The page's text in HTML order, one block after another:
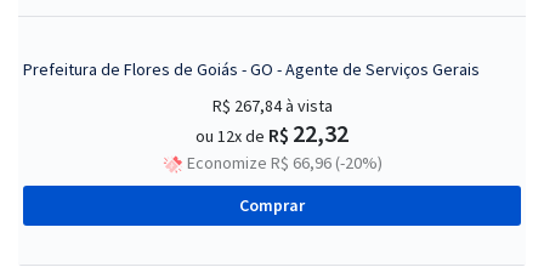
Prefeitura de Flores de Goiás - GO - Agente de Serviços Gerais
R$ 267,84à vista
ou 12x de R$ 22,32
Economize R$ 66,96 (-20%)
Comprar